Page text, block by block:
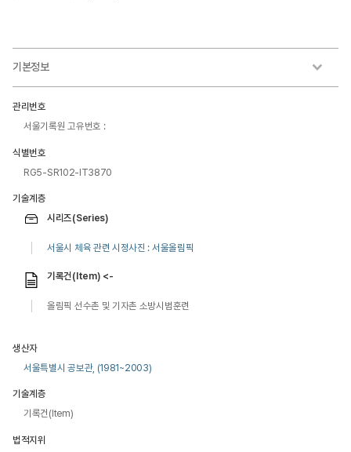
기본정보
관리번호
서울기록원 고유번호 :
식별번호
RG5-SR102-IT3870
기술계층
시리즈(Series)
서울시 체육 관련 시정사진 : 서울올림픽
기록건(Item) <-
올림픽 선수촌 및 기자촌 소방시범훈련
생산자
서울특별시 공보관, (1981~2003)
기술계층
기록건(Item)
법적지위